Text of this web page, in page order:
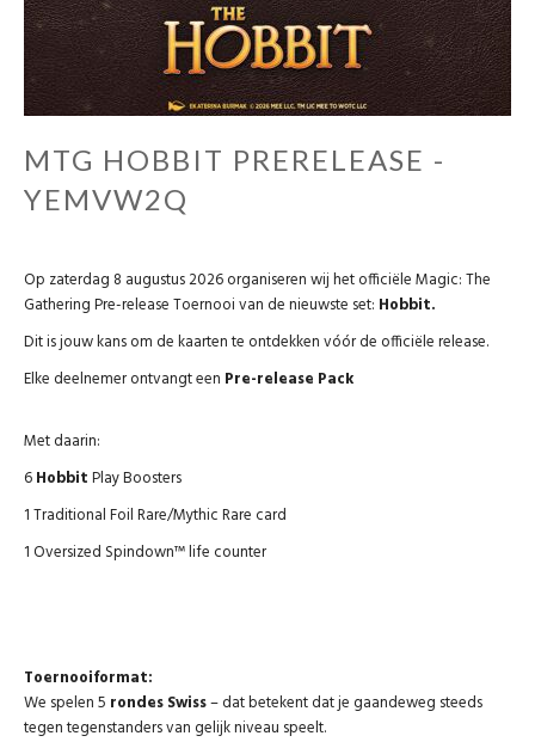
MTG HOBBIT PRERELEASE -
YEMVW2Q
Op zaterdag 8 augustus 2026 organiseren wij het officiële Magic: The
Gathering Pre-release Toernooi van de nieuwste set: Hobbit.
Dit is jouw kans om de kaarten te ontdekken vóór de officiële release.
Elke deelnemer ontvangt een Pre-release Pack
Met daarin:
6HobbitPlay Boosters
1 Traditional Foil Rare/Mythic Rare card
1 Oversized Spindown™ life counter
Toernooiformat:
We spelen 5 rondes Swiss– dat betekent dat je gaandeweg steeds
tegen tegenstanders van gelijk niveau speelt.